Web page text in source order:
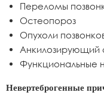
Переломы
Остеопороз
Опухоли
Анкилозирующий
Функциональные
Невертеброгенные